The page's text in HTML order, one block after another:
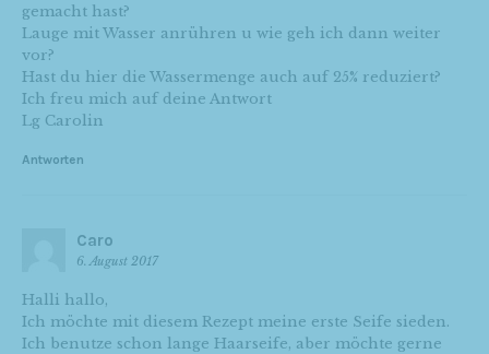
gemacht hast?
Lauge mit Wasser anrühren u wie geh ich dann weiter
vor?
Hast du hier die Wassermenge auch auf 25% reduziert?
Ich freu mich auf deine Antwort
Lg Carolin
Antworten
Caro
6. August 2017
Halli hallo,
Ich möchte mit diesem Rezept meine erste Seife sieden.
Ich benutze schon lange Haarseife, aber möchte gerne